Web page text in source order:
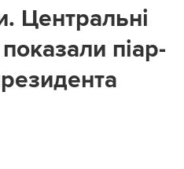
Центральні
піар-